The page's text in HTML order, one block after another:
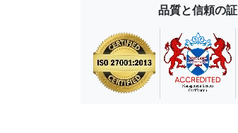
品質と信頼の証